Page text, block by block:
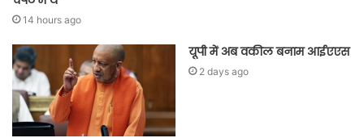
14 hours ago
यूपी में अब वकील बनाम आईएएस
2 days ago